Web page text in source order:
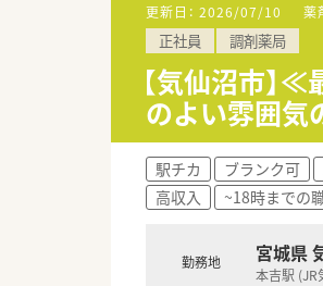
更新日： 2026/07/10 薬
正社員 調剤薬局
【気仙沼市】
のよい雰囲
駅チカ ブランク可
高収入
~18時までの
勤務地 宮城県
本吉駅 (JR